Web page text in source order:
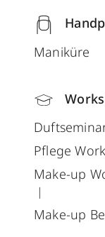
Maniküre
Pflege
Make-up
Make-up